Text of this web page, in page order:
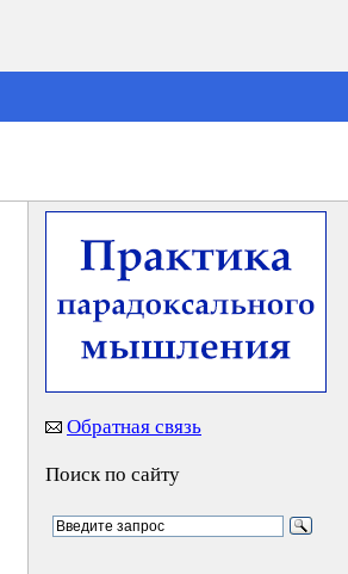
Обратная связь
Поиск по сайту